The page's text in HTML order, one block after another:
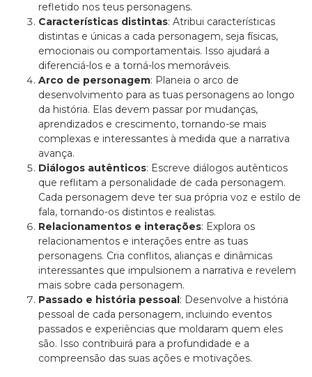
refletido nos teus personagens.
Características distintas: Atribui características
distintas e únicas a cada personagem, seja físicas,
emocionais ou comportamentais. Isso ajudará a
diferenciá-los e a torná-los memoráveis.
Arco de personagem: Planeia o arco de
desenvolvimento para as tuas personagens ao longo
da história. Elas devem passar por mudanças,
aprendizados e crescimento, tornando-se mais
complexas e interessantes à medida que a narrativa
avança.
Diálogos autênticos: Escreve diálogos autênticos
que reflitam a personalidade de cada personagem.
Cada personagem deve ter sua própria voz e estilo de
fala, tornando-os distintos e realistas.
Relacionamentos e interações: Explora os
relacionamentos e interações entre as tuas
personagens. Cria conflitos, alianças e dinâmicas
interessantes que impulsionem a narrativa e revelem
mais sobre cada personagem.
Passado e história pessoal : Desenvolve a história
pessoal de cada personagem, incluindo eventos
passados e experiências que moldaram quem eles
são. Isso contribuirá para a profundidade e a
compreensão das suas ações e motivações.